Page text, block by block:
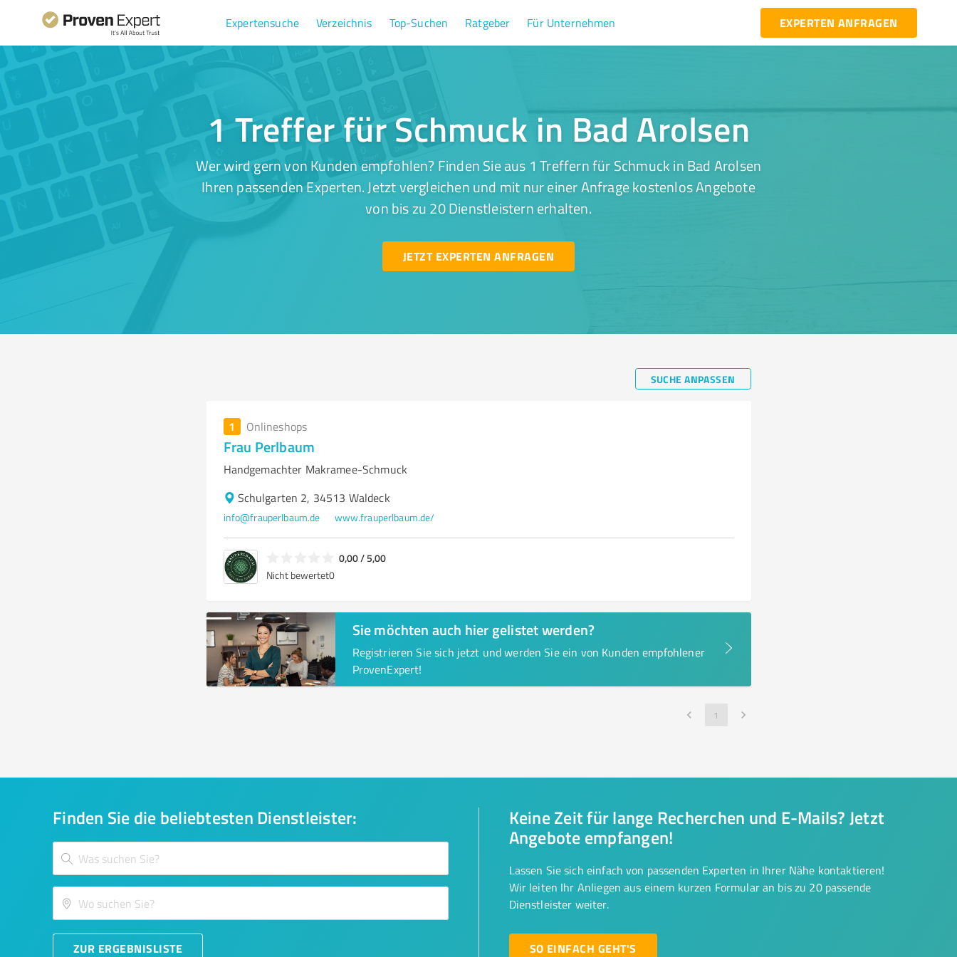
Expertensuche Verzeichnis Top-Suchen Ratgeber Für Unternehmen EXPERTEN ANFRAGEN
1 Treffer für Schmuck in Bad Arolsen
Wer wird gern von Kunden empfohlen? Finden Sie aus 1 Treffern für Schmuck in Bad Arolsen
Ihren passenden Experten. Jetzt vergleichen und mit nur einer Anfrage kostenlos Angebote
von bis zu 20 Dienstleistern erhalten.
JETZT EXPERTEN ANFRAGEN
SUCHE ANPASSEN
1 Onlineshops
Frau Perlbaum
Handgemachter Makramee-Schmuck
Schulgarten 2, 34513 Waldeck
info@frauperlbaum.de www.frauperlbaum.de/
0,00 / 5,00
Nicht bewertet0
Sie möchten auch hier gelistet werden?
Registrieren Sie sich jetzt und werden Sie ein von Kunden empfohlener
ProvenExpert!
1
Finden Sie die beliebtesten Dienstleister:
ZUR ERGEBNISLISTE
Keine Zeit für lange Recherchen und E-Mails? Jetzt
Angebote empfangen!
Lassen Sie sich einfach von passenden Experten in Ihrer Nähe kontaktieren!
Wir leiten Ihr Anliegen aus einem kurzen Formular an bis zu 20 passende
Dienstleister weiter.
SO EINFACH GEHT'S